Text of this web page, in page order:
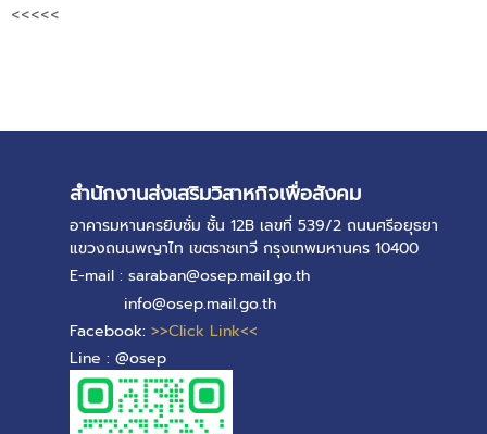
<<<<<
สำนักงานส่งเสริมวิสาหกิจเพื่อสังคม
อาคารมหานครยิบซั่ม ชั้น 12B เลขที่ 539/2 ถนนศรีอยุธยา
แขวงถนนพญาไท เขตราชเทวี กรุงเทพมหานคร 10400
E-mail : saraban@osep.mail.go.th
info@osep.mail.go.th
Facebook: >>Click Link<<
Line : @osep